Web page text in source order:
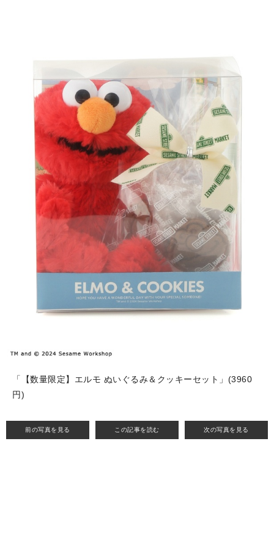
前の写真を見る この記事を読む 次の写真を見る
「【数量限定】エルモ ぬいぐるみ＆クッキーセット」(3960
円)